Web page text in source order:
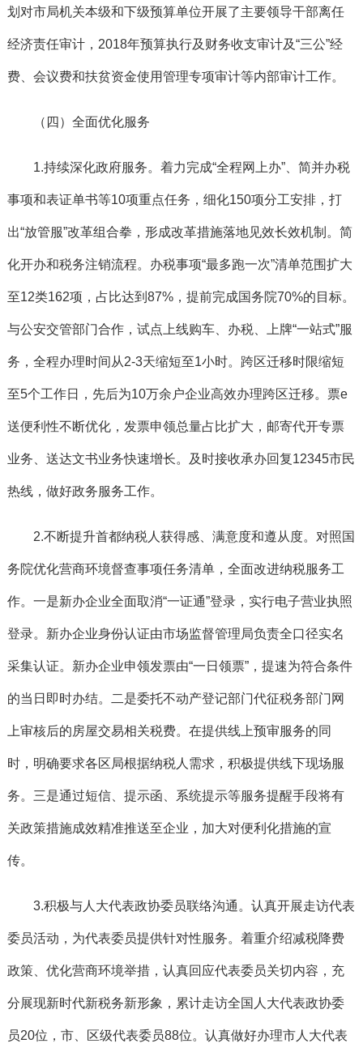
划对市局机关本级和下级预算单位开展了主要领导干部离任
经济责任审计，2018年预算执行及财务收支审计及“三公”经
费、会议费和扶贫资金使用管理专项审计等内部审计工作。
（四）全面优化服务
1.持续深化政府服务。 着力完成“全程网上办”、简并办税
事项和表证单书等10项重点任务，细化150项分工安排，打
出“放管服”改革组合拳，形成改革措施落地见效长效机制。简
化开办和税务注销流程。办税事项“最多跑一次”清单范围扩大
至12类162项，占比达到87%，提前完成国务院70%的目标。
与公安交管部门合作，试点上线购车、办税、上牌“一站式”服
务，全程办理时间从2-3天缩短至1小时。跨区迁移时限缩短
至5个工作日，先后为10万余户企业高效办理跨区迁移。票e
送便利性不断优化，发票申领总量占比扩大，邮寄代开专票
业务、送达文书业务快速增长。及时接收承办回复12345市民
热线，做好政务服务工作。
2.不断提升首都纳税人获得感、满意度和遵从度。 对照国
务院优化营商环境督查事项任务清单，全面改进纳税服务工
作。一是新办企业全面取消“一证通”登录，实行电子营业执照
登录。新办企业身份认证由市场监督管理局负责全口径实名
采集认证。新办企业申领发票由“一日领票”，提速为符合条件
的当日即时办结。二是委托不动产登记部门代征税务部门网
上审核后的房屋交易相关税费。在提供线上预审服务的同
时，明确要求各区局根据纳税人需求，积极提供线下现场服
务。三是通过短信、提示函、系统提示等服务提醒手段将有
关政策措施成效精准推送至企业，加大对便利化措施的宣
传。
3.积极与人大代表政协委员联络沟通。 认真开展走访代表
委员活动，为代表委员提供针对性服务。着重介绍减税降费
政策、优化营商环境举措，认真回应代表委员关切内容，充
分展现新时代新税务新形象，累计走访全国人大代表政协委
员20位，市、区级代表委员88位。认真做好办理市人大代表